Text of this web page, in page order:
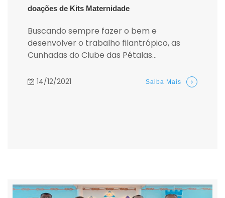
doações de Kits Maternidade
Buscando sempre fazer o bem e
desenvolver o trabalho filantrópico, as
Cunhadas do Clube das Pétalas...
14/12/2021 Saiba Mais